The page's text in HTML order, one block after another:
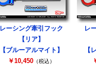
レーシング牽引フック
【リア】
【ブルーアルマイト】
￥10,450 （税込）
レ
【